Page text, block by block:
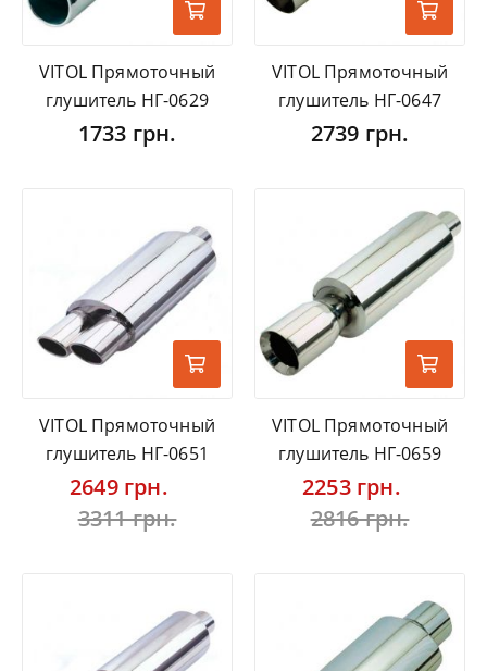
VITOL Прямоточный
глушитель НГ-0629
1733 грн.
VITOL Прямоточный
глушитель НГ-0647
2739 грн.
VITOL Прямоточный
глушитель НГ-0651
2649 грн.
3311 грн.
VITOL Прямоточный
глушитель НГ-0659
2253 грн.
2816 грн.